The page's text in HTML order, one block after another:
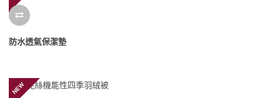
防水透氣保潔墊
NEW